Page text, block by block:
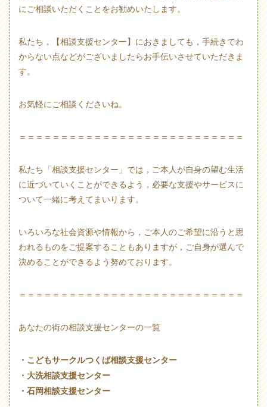
にご相談いただくことをお勧めいたします。
私たち，【相談支援センター】におきましても，手続きでわ
からない点などがございましたらお手伝いさせていただきま
す。
お気軽にご相談くださいね。
＝＝＝＝＝＝＝＝＝＝＝＝＝＝＝＝＝＝＝＝＝＝＝＝＝＝＝
私たち「相談支援センター」では，ご本人が自身の望む生活
に近づいていくことができるよう，必要な支援やサービスに
ついて一緒に考えてまいります。
いろいろな社会資源や情報から，ご本人のご希望に沿うと思
われるものをご提案することもありますが，ご自身が選んで
決めることができるよう努めております。
＝＝＝＝＝＝＝＝＝＝＝＝＝＝＝＝＝＝＝＝＝＝＝＝＝＝＝
あなたの街の相談支援センターの一覧
・こどもサークルつくば相談支援センター
・大洗相談支援センター
・石岡相談支援センター